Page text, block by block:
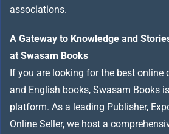
associations.
A Gateway to Knowledge and
at Swasam Books
If you are looking for the best online
and English books, Swasam Books
platform. As a leading Publisher,
Online Seller, we host a